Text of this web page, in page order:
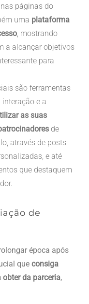
páginas do
uma plataforma
, mostrando
a alcançar objetivos
para
são ferramentas
e a
as suas
de
através de posts
e até
que destaquem
de
época após
que consiga
obter da parceria,